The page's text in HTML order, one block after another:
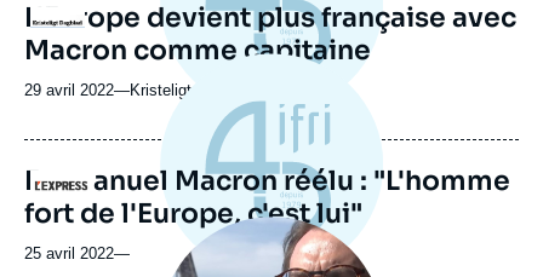
Logo
L'Europe devient plus française avec
Macron comme capitaine
29 avril 2022—Nom
journal,
ou
émission
Kristeligt Dagblad
Logo
Emmanuel Macron réélu : "L'homme
fort de l'Europe, c'est lui"
25 avril 2022—
Image
principale
médiatique